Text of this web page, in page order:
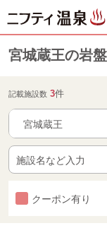
宮城蔵王の岩
記載施設数 3件
宮城蔵王
クーポン有り